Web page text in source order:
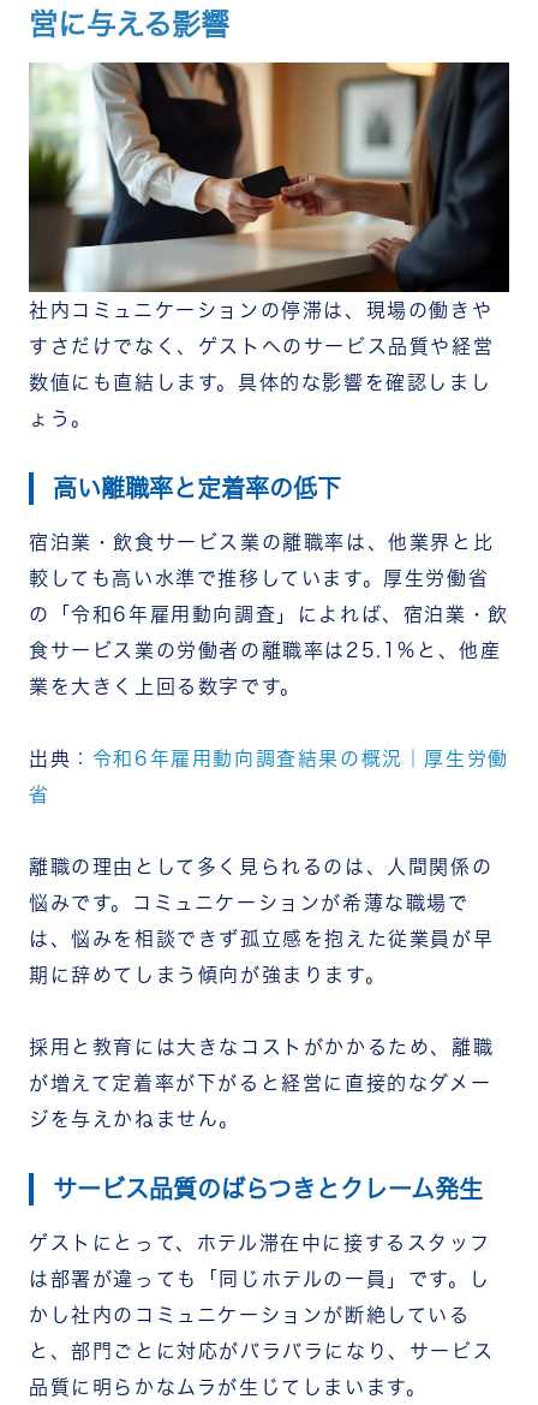
営に与える影響
社内コミュニケーションの停滞は、現場の働きや
すさだけでなく、ゲストへのサービス品質や経営
数値にも直結します。具体的な影響を確認しまし
ょう。
高い離職率と定着率の低下
宿泊業・飲食サービス業の離職率は、他業界と比
較しても高い水準で推移しています。厚生労働省
の「令和6年雇用動向調査」によれば、宿泊業・飲
食サービス業の労働者の離職率は25.1%と、他産
業を大きく上回る数字です。
出典： 令和6年雇用動向調査結果の概況｜厚生労働
省
離職の理由として多く見られるのは、人間関係の
悩みです。コミュニケーションが希薄な職場で
は、悩みを相談できず孤立感を抱えた従業員が早
期に辞めてしまう傾向が強まります。
採用と教育には大きなコストがかかるため、離職
が増えて定着率が下がると経営に直接的なダメー
ジを与えかねません。
サービス品質のばらつきとクレーム発生
ゲストにとって、ホテル滞在中に接するスタッフ
は部署が違っても「同じホテルの一員」です。し
かし社内のコミュニケーションが断絶している
と、部門ごとに対応がバラバラになり、サービス
品質に明らかなムラが生じてしまいます。